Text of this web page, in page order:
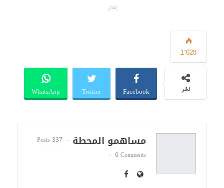
إعلان
1٬628
نشر Facebook
Twitter
WhatsApp
مساهمو المحطة
337 Posts
0 Comments